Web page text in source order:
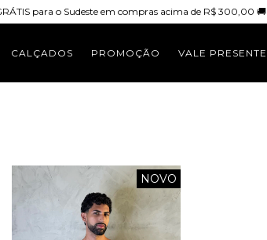
para o Sudeste em compras acima de R$ 300,00 🚚
CALÇADOS PROMOÇÃO VALE PRESENTE
NOVO